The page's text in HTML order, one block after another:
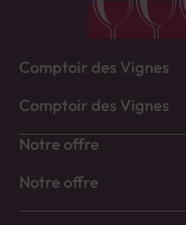
Comptoir des Vignes
Comptoir des Vignes
Notre offre
Notre offre